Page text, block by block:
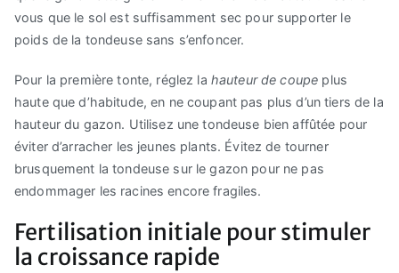
vous que le sol est suffisamment sec pour supporter le
poids de la tondeuse sans s’enfoncer.
Pour la première tonte, réglez la hauteur de coupe plus
haute que d’habitude, en ne coupant pas plus d’un tiers de la
hauteur du gazon. Utilisez une tondeuse bien affûtée pour
éviter d’arracher les jeunes plants. Évitez de tourner
brusquement la tondeuse sur le gazon pour ne pas
endommager les racines encore fragiles.
Fertilisation initiale pour stimuler
la croissance rapide